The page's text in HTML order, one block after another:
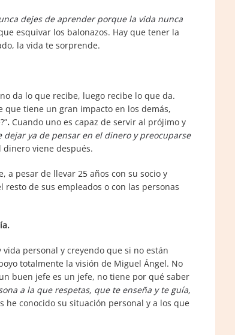
dejes de aprender porque la vida nunca
esquivar los balonazos. Hay que tener la
la vida te sorprende.
da lo que recibe, luego recibe lo que da.
que tiene un gran impacto en los demás,
. Cuando uno es capaz de servir al prójimo y
dejar ya de pensar en el dinero y preocuparse
viene después.
a pesar de llevar 25 años con su socio y
de sus empleados o con las personas
personal y creyendo que si no están
totalmente la visión de Miguel Ángel. No
buen jefe es un jefe, no tiene por qué saber
a la que respetas, que te enseña y te guía,
he conocido su situación personal y a los que